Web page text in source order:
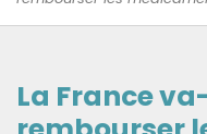
Sénescence
La France